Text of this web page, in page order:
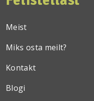
Meist
Miks osta meilt?
Kontakt
Blogi